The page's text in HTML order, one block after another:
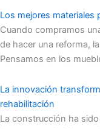
Los mejores materiales
Cuando compramos
de hacer una reforma,
Pensamos en los
La innovación
rehabilitación
La construcción ha